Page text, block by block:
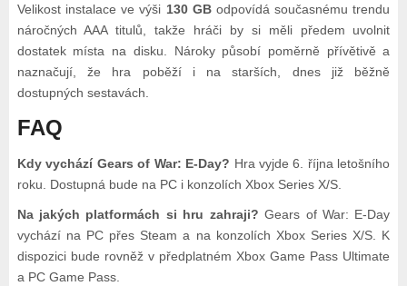
Velikost instalace ve výši 130 GBodpovídá současnému trendu
náročných AAA titulů, takže hráči by si měli předem uvolnit
dostatek místa na disku. Nároky působí poměrně přívětivě a
naznačují, že hra poběží i na starších, dnes již běžně
dostupných sestavách.
FAQ
Kdy vychází Gears of War: E-Day? Hra vyjde 6. října letošního
roku. Dostupná bude na PC i konzolích Xbox Series X/S.
Na jakých platformách si hru zahraji? Gears of War: E-Day
vychází na PC přes Steam a na konzolích Xbox Series X/S. K
dispozici bude rovněž v předplatném Xbox Game Pass Ultimate
a PC Game Pass.